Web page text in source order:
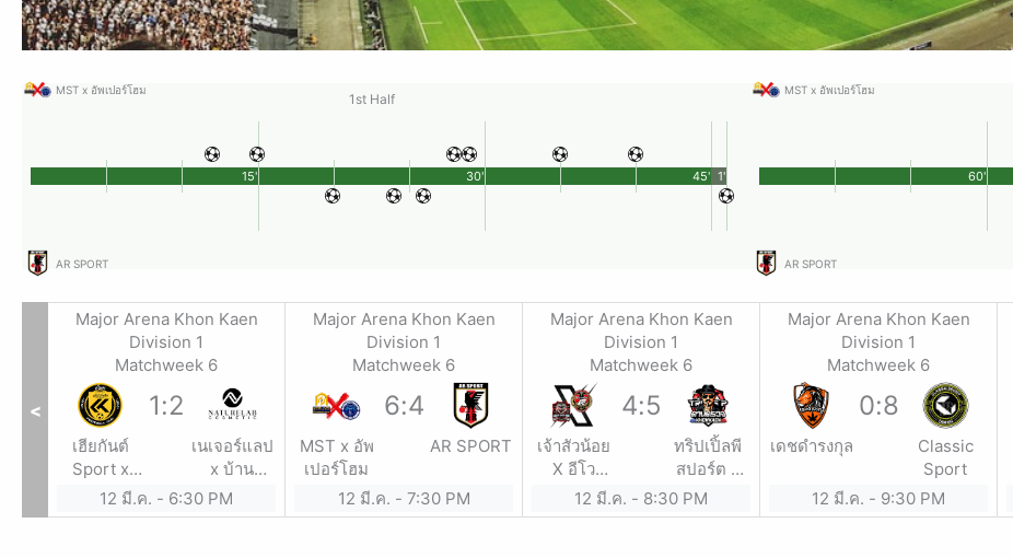
MST x อัพเปอร์โฮม
1st Half
AR SPORT
45'
15' 30' 1'
MST x อัพเปอร์โฮม
AR SPORT
60'
Major Arena Khon Kaen
Division 1
Matchweek 6
เฮียกันต์
Sport x
ช่างน้อย รับ
สร้างบ้าน
1:2
เนเจอร์แลป
x บ้าน
การะเกด
12 มี.ค. - 6:30 PM
Major Arena Khon Kaen
Division 1
Matchweek 6
MST x อัพ
เปอร์โฮม
6:4
AR SPORT
12 มี.ค. - 7:30 PM
Major Arena Khon Kaen
Division 1
Matchweek 6
เจ้าสัวน้อย
X อีโว
สปอร์ต
4:5
ทริปเปิ้ลพี
สปอร์ต x
ด่านตรวจ
ขอนแก่น
12 มี.ค. - 8:30 PM
Major Arena Khon Kaen
Division 1
Matchweek 6
เดชดำรงกุล
0:8
Classic
Sport
12 มี.ค. - 9:30 PM
<